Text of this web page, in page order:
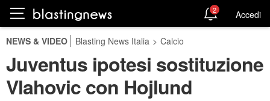
2 Accedi
NEWS & VIDEO Blasting News Italia > Calcio
Juventus ipotesi sostituzione
Vlahovic con Hojlund